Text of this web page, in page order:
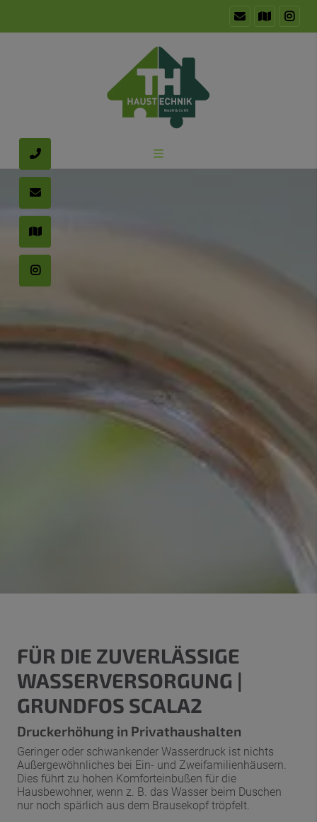
FÜR DIE ZUVERLÄSSIGE
WASSERVERSORGUNG |
GRUNDFOS SCALA2
Druckerhöhung in Privathaushalten
Geringer oder schwankender Wasserdruck ist nichts
Außergewöhnliches bei Ein- und Zweifamilienhäusern.
Dies führt zu hohen Komforteinbußen für die
Hausbewohner, wenn z. B. das Wasser beim Duschen
nur noch spärlich aus dem Brausekopf tröpfelt.